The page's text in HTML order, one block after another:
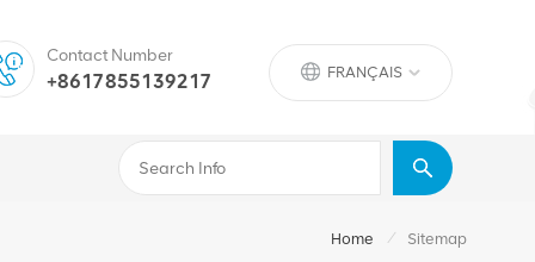
FRANÇAIS
Contact Number
+8617855139217
Home / Sitemap